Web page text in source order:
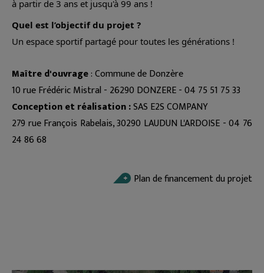
à partir de 3 ans et jusqu'à 99 ans !
Quel est l’objectif du projet ?
Un espace sportif partagé pour toutes les générations !
Maître d'ouvrage: Commune de Donzère
10 rue Frédéric Mistral - 26290 DONZERE - 04 75 51 75 33
Conception et réalisation:SAS E2S COMPANY
279 rue François Rabelais, 30290 LAUDUN L'ARDOISE - 04 76
24 86 68
Plan de financement du projet